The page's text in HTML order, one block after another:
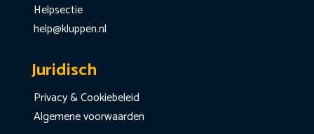
Helpsectie
help@kluppen.nl
Juridisch
Privacy & Cookiebeleid
Algemene voorwaarden